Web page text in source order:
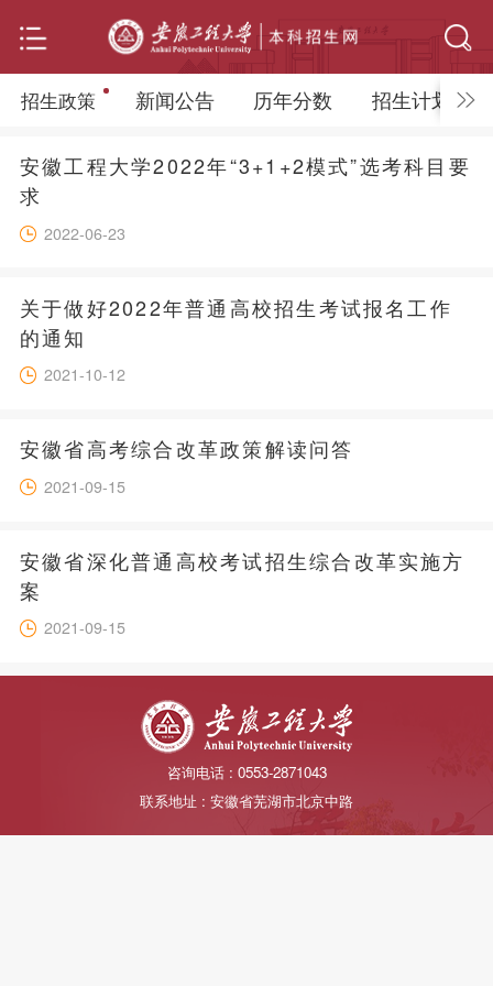
招生政策 新闻公告 历年分数 招生计划
安徽工程大学2022年“3+1+2模式”选考科目要
求
2022-06-23
关于做好2022年普通高校招生考试报名工作
的通知
2021-10-12
安徽省高考综合改革政策解读问答
2021-09-15
安徽省深化普通高校考试招生综合改革实施方
案
2021-09-15
咨询电话 : 0553-2871043
联系地址 : 安徽省芜湖市北京中路